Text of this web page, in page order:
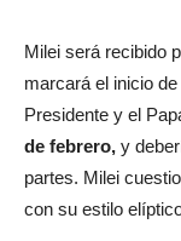
Milei será recibido
marcará el inicio
Presidente y el
de febrero, y
partes. Milei
con su estilo